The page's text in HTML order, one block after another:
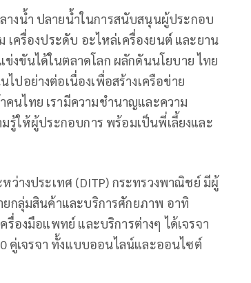
างน้ำ ปลายน้ำในการสนับสนุนผู้ประกอบ
ครื่องประดับ อะไหล่เครื่องยนต์ และยาน
งขันได้ในตลาดโลก ผลักดันนโยบาย ไทย
ปอย่างต่อเนื่องเพื่อสร้างเครือข่าย
นไทย เรามีความชำนาญและความ
รู้ให้ผู้ประกอบการ พร้อมเป็นพี่เลี้ยงและ
ว่างประเทศ (DITP) กระทรวงพาณิชย์ มีผู้
กลุ่มสินค้าและบริการศักยภาพ อาทิ
องมือแพทย์ และบริการต่างๆ ได้เจรจา
คู่เจรจา ทั้งแบบออนไลน์และออนไซต์